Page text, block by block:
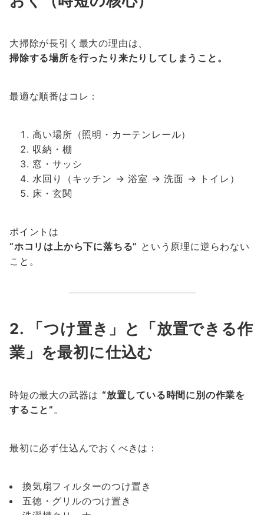
大掃除が長引く最大の理由は、
掃除する場所を行ったり来たりしてしまうこと。
最適な順番はコレ：
高い場所（照明・カーテンレール）
収納・棚
窓・サッシ
水回り（キッチン → 浴室 → 洗面 → トイレ）
床・玄関
ポイントは
“ホコリは上から下に落ちる” という原理に逆らわない
こと。
2. 「つけ置き」と「放置できる作
業」を最初に仕込む
時短の最大の武器は “放置している時間に別の作業を
すること”。
最初に必ず仕込んでおくべきは：
換気扇フィルターのつけ置き
五徳・グリルのつけ置き